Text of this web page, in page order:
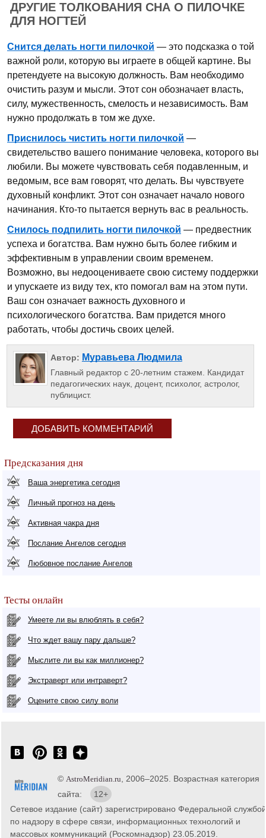
ДРУГИЕ ТОЛКОВАНИЯ СНА О ПИЛОЧКЕ
ДЛЯ НОГТЕЙ
Снится делать ногти пилочкой — это подсказка о той
важной роли, которую вы играете в общей картине. Вы
претендуете на высокую должность. Вам необходимо
очистить разум и мысли. Этот сон обозначает власть,
силу, мужественность, смелость и независимость. Вам
нужно продолжать в том же духе.
Приснилось чистить ногти пилочкой —
свидетельство вашего понимание человека, которого вы
любили. Вы можете чувствовать себя подавленным, и
ведомым, все вам говорят, что делать. Вы чувствуете
духовный конфликт. Этот сон означает начало нового
начинания. Кто-то пытается вернуть вас в реальность.
Снилось подпилить ногти пилочкой — предвестник
успеха и богатства. Вам нужно быть более гибким и
эффективным в управлении своим временем.
Возможно, вы недооцениваете свою систему поддержки
и упускаете из виду тех, кто помогал вам на этом пути.
Ваш сон означает важность духовного и
психологического богатства. Вам придется много
работать, чтобы достичь своих целей.
Автор: Муравьева Людмила
Главный редактор с 20-летним стажем. Кандидат
педагогических наук, доцент, психолог, астролог,
публицист.
ДОБАВИТЬ КОММЕНТАРИЙ
Предсказания дня
Ваша энергетика сегодня
Личный прогноз на день
Активная чакра дня
Послание Ангелов сегодня
Любовное послание Ангелов
Тесты онлайн
Умеете ли вы влюблять в себя?
Что ждет вашу пару дальше?
Мыслите ли вы как миллионер?
Экстраверт или интраверт?
Оцените свою силу воли
© AstroMeridian.ru , 2006–2025. Возрастная категория
сайта:
12+
Сетевое издание (сайт) зарегистрировано Федеральной службой
по надзору в сфере связи, информационных технологий и
массовых коммуникаций (Роскомнадзор) 23.05.2019.